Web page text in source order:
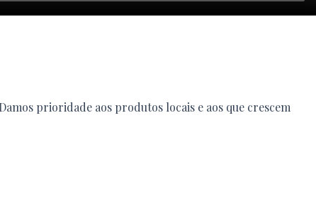
prioridade aos produtos locais e aos que crescem